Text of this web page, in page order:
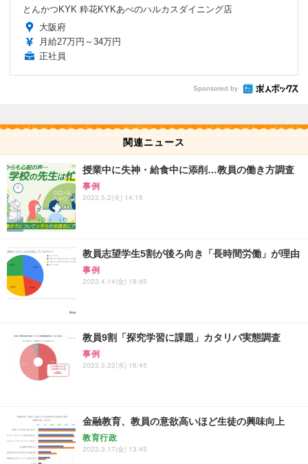
とんかつKYK 粋花KYKあべのハルカスダイニング店
大阪府
月給27万円～34万円
正社員
Sponsored by
関連ニュース
授業中に失神・給食中に添削…教員の働き方調査
事例
2023.5.2(火) 14:15
教員志望学生5割が後ろ向き「長時間労働」が理由
事例
2023.4.14(金) 18:45
教員9割「探究学習に課題」カタリバ実態調査
事例
2023.3.22(水) 16:45
金融教育、教員の意欲高いほど生徒の興味向上
教育行政
2023.3.17(金) 13:45